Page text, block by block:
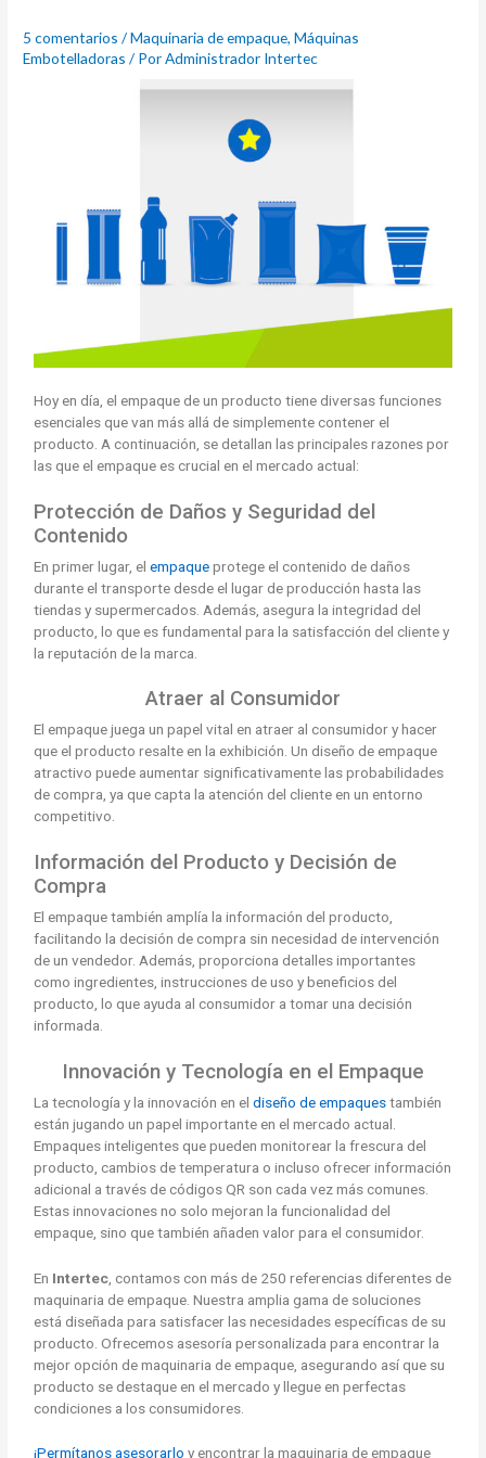
5 comentarios /Maquinaria de empaque,Máquinas
Embotelladoras / PorAdministrador Intertec
Hoy en día, el empaque de un producto tiene diversas funciones
esenciales que van más allá de simplemente contener el
producto. A continuación, se detallan las principales razones por
las que el empaque es crucial en el mercado actual:
Protección de Daños y Seguridad del
Contenido
En primer lugar, elempaqueprotege el contenido de daños
durante el transporte desde el lugar de producción hasta las
tiendas y supermercados. Además, asegura la integridad del
producto, lo que es fundamental para la satisfacción del cliente y
la reputación de la marca.
Atraer al Consumidor
El empaque juega un papel vital en atraer al consumidor y hacer
que el producto resalte en la exhibición. Un diseño de empaque
atractivo puede aumentar significativamente las probabilidades
de compra, ya que capta la atención del cliente en un entorno
competitivo.
Información del Producto y Decisión de
Compra
El empaque también amplía la información del producto,
facilitando la decisión de compra sin necesidad de intervención
de un vendedor. Además, proporciona detalles importantes
como ingredientes, instrucciones de uso y beneficios del
producto, lo que ayuda al consumidor a tomar una decisión
informada.
Innovación y Tecnología en el Empaque
La tecnología y la innovación en eldiseño de empaquestambién
están jugando un papel importante en el mercado actual.
Empaques inteligentes que pueden monitorear la frescura del
producto, cambios de temperatura o incluso ofrecer información
adicional a través de códigos QR son cada vez más comunes.
Estas innovaciones no solo mejoran la funcionalidad del
empaque, sino que también añaden valor para el consumidor.
En Intertec , contamos con más de 250 referencias diferentes de
maquinaria de empaque. Nuestra amplia gama de soluciones
está diseñada para satisfacer las necesidades específicas de su
producto. Ofrecemos asesoría personalizada para encontrar la
mejor opción de maquinaria de empaque, asegurando así que su
producto se destaque en el mercado y llegue en perfectas
condiciones a los consumidores.
¡Permítanos asesorarlo y encontrar la maquinaria de empaque